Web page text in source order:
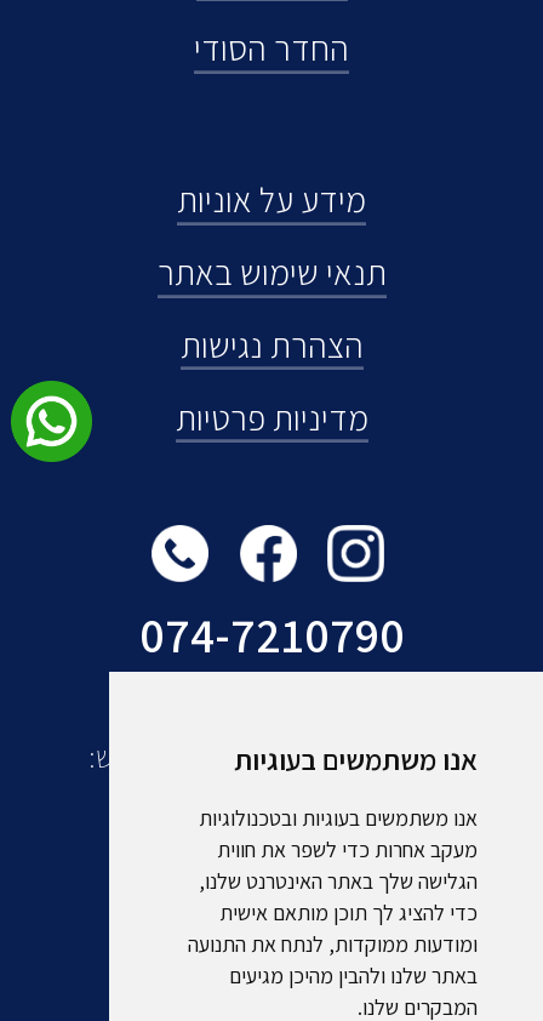
אנו משתמשים בעוגיות
אנו משתמשים בעוגיות ובטכנולוגיות
מעקב אחרות כדי לשפר את חווית
הגלישה שלך באתר האינטרנט שלנו,
כדי להציג לך תוכן מותאם אישית
ומודעות ממוקדות, לנתח את התנועה
באתר שלנו ולהבין מהיכן מגיעים
המבקרים שלנו.
החדר הסודי
מידע על אוניות
תנאי שימוש באתר
הצהרת נגישות
מדיניות פרטיות
074-7210790
עוד מקבוצת אמסלם תיירות ונופש: